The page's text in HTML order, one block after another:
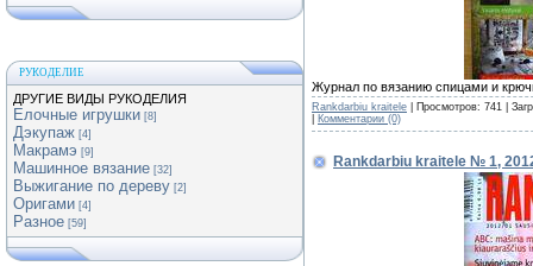
РУКОДЕЛИЕ
ДРУГИЕ ВИДЫ РУКОДЕЛИЯ
Елочные игрушки [8]
Дэкупаж [4]
Макрамэ [9]
Машинное вязание [32]
Выжигание по дереву [2]
Оригами [4]
Разное [59]
Журнал по вязанию спицами и
Rankdarbiu kraitele | Просмотров: 741 |
Комментарии (0)
Rankdarbiu kraitele № 1,